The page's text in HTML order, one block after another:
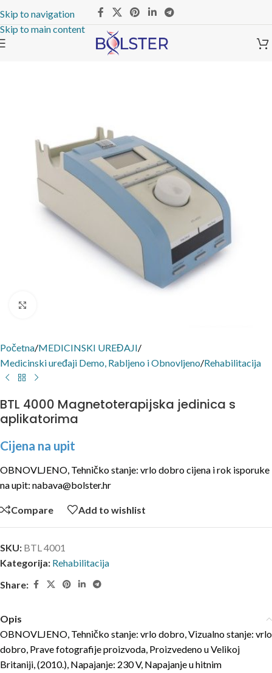
Skip to navigation
Skip to main content
Početna/MEDICINSKI UREĐAJI/
Medicinski uređaji Demo, Rabljeno i Obnovljeno/Rehabilitacija
BTL 4000 Magnetoterapijska jedinica s
aplikatorima
Cijena na upit
OBNOVLJENO, Tehničko stanje: vrlo dobro cijena i rok isporuke
na upit: nabava@bolster.hr
Compare Add to wishlist
SKU: BTL 4001
Kategorija: Rehabilitacija
Share:
Opis
OBNOVLJENO, Tehničko stanje: vrlo dobro, Vizualno stanje: vrlo
dobro, Prave fotografije proizvoda, Proizvedeno u Velikoj
Britaniji, (2010.), Napajanje: 230 V, Napajanje u hitnim